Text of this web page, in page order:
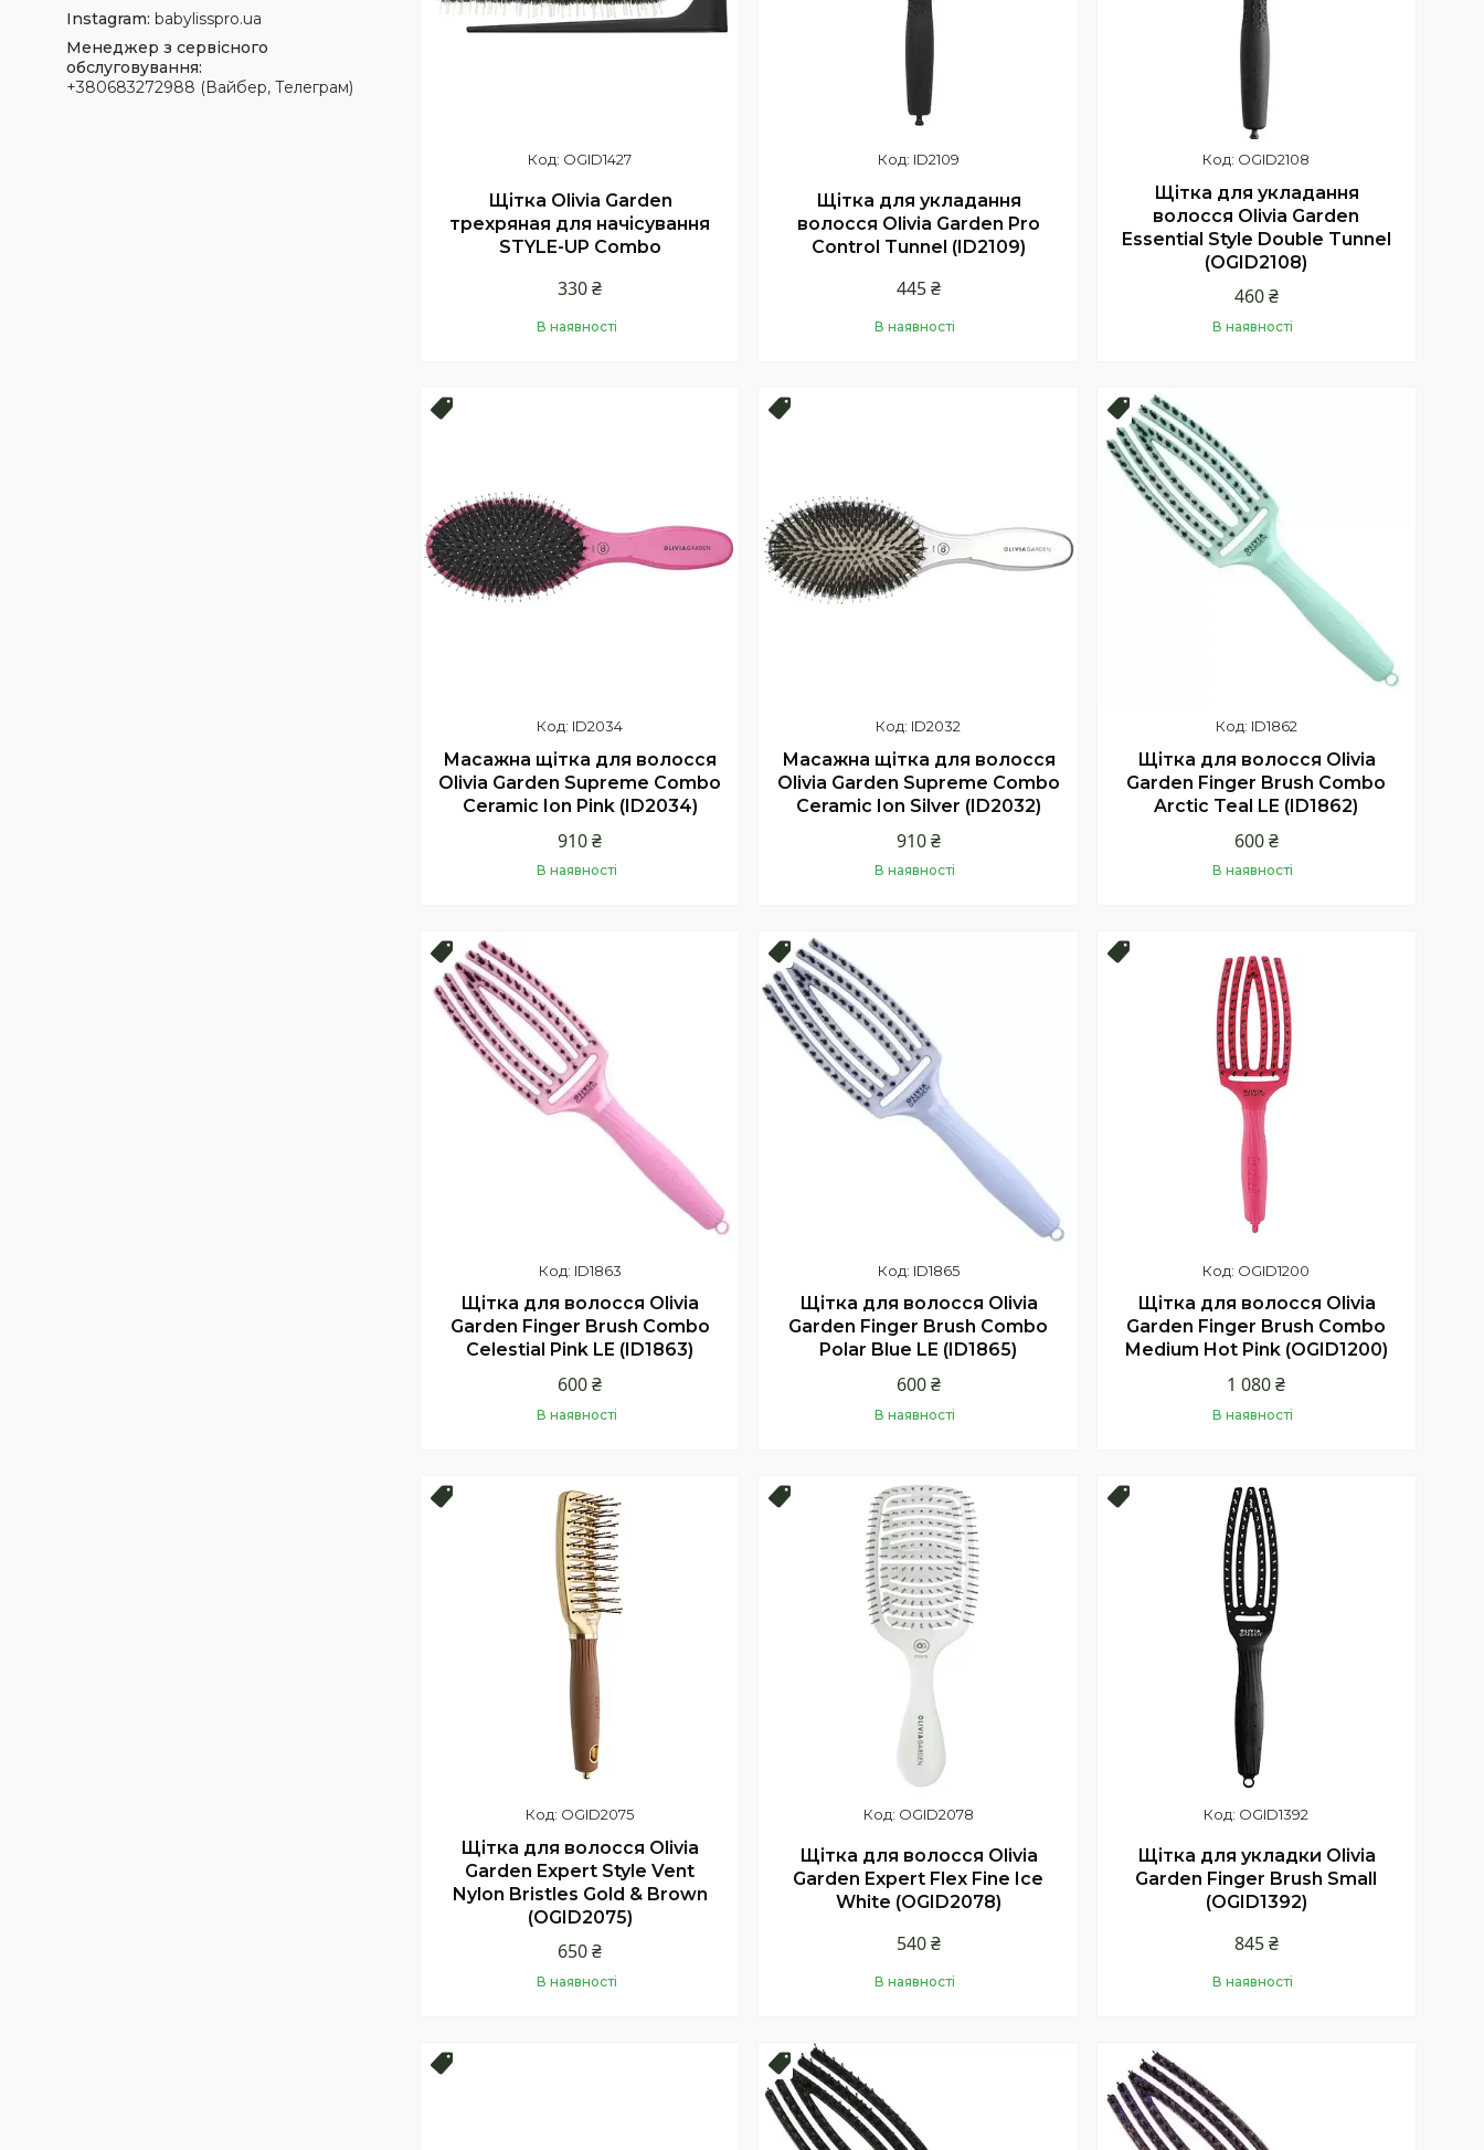
OGID1427
Щітка Olivia Garden
трехряная для начісування
STYLE-UP Combo
330 ₴
В наявності
ID2109
Щітка для укладання
волосся Olivia Garden Pro
Control Tunnel (ID2109)
445 ₴
В наявності
OGID2108
Щітка для укладання
волосся Olivia Garden
Essential Style Double Tunnel
(OGID2108)
460 ₴
В наявності
ID2034
Масажна щітка для волосся
Olivia Garden Supreme Combo
Ceramic Ion Pink (ID2034)
910 ₴
В наявності
ID2032
Масажна щітка для волосся
Olivia Garden Supreme Combo
Ceramic Ion Silver (ID2032)
910 ₴
В наявності
Новинка
ID1862
Щітка для волосся Olivia
Garden Finger Brush Combo
Arctic Teal LE (ID1862)
600 ₴
В наявності
Новинка
ID1863
Щітка для волосся Olivia
Garden Finger Brush Combo
Celestial Pink LE (ID1863)
600 ₴
В наявності
Новинка
ID1865
Щітка для волосся Olivia
Garden Finger Brush Combo
Polar Blue LE (ID1865)
600 ₴
В наявності
Купити
OGID1200
Щітка для волосся Olivia
Garden Finger Brush Combo
Medium Hot Pink (OGID1200)
1 080 ₴
В наявності
Купити
OGID2075
Щітка для волосся Olivia
Garden Expert Style Vent
Nylon Bristles Gold & Brown
(OGID2075)
650 ₴
В наявності
Топ продаж
OGID2078
Щітка для волосся Olivia
Garden Expert Flex Fine Ice
White (OGID2078)
540 ₴
В наявності
OGID1392
Щітка для укладки Olivia
Garden Finger Brush Small
(OGID1392)
845 ₴
В наявності
Новинка !
Instagram babylisspro.ua
Менеджер з сервісного
обслуговування
+380683272988 (Вайбер, Телеграм)